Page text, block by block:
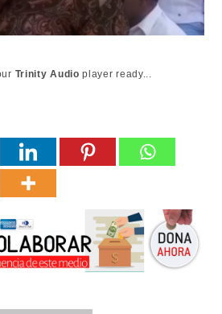
Trinity Audio player ready...